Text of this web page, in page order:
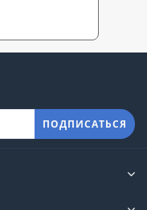
ПОДПИСАТЬСЯ